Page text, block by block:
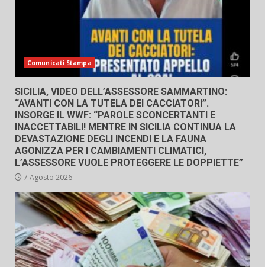
Comunicati Stampa
SICILIA, VIDEO DELL’ASSESSORE SAMMARTINO:
“AVANTI CON LA TUTELA DEI CACCIATORI”.
INSORGE IL WWF: “PAROLE SCONCERTANTI E
INACCETTABILI! MENTRE IN SICILIA CONTINUA LA
DEVASTAZIONE DEGLI INCENDI E LA FAUNA
AGONIZZA PER I CAMBIAMENTI CLIMATICI,
L’ASSESSORE VUOLE PROTEGGERE LE DOPPIETTE”
7 Agosto 2026